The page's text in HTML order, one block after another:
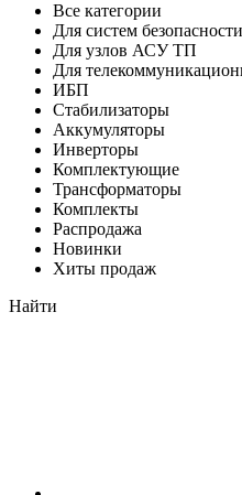
Все категории
Для систем безопасности
Для узлов АСУ ТП
Для
ИБП
Стабилизаторы
Аккумуляторы
Инверторы
Комплектующие
Трансформаторы
Комплекты
Распродажа
Новинки
Хиты продаж
Найти